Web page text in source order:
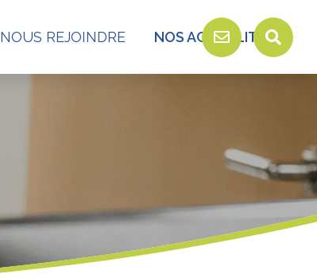
NOUS REJOINDRE NOS ACTUALITÉS